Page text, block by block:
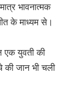
भावनात्मक
के माध्यम से।
युवती की
जान भी चली